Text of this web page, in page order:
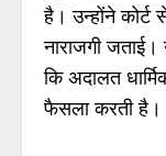
है। उन्होंने कोर्ट
नाराजगी
कि अदालत
फैसला करती है।